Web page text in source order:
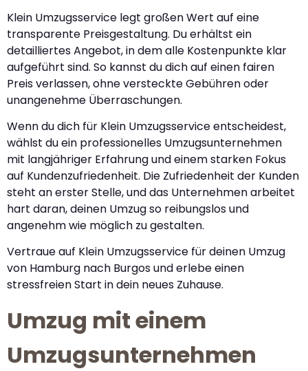
Klein Umzugsservice legt großen Wert auf eine
transparente Preisgestaltung. Du erhältst ein
detailliertes Angebot, in dem alle Kostenpunkte klar
aufgeführt sind. So kannst du dich auf einen fairen
Preis verlassen, ohne versteckte Gebühren oder
unangenehme Überraschungen.
Wenn du dich für Klein Umzugsservice entscheidest,
wählst du ein professionelles Umzugsunternehmen
mit langjähriger Erfahrung und einem starken Fokus
auf Kundenzufriedenheit. Die Zufriedenheit der Kunden
steht an erster Stelle, und das Unternehmen arbeitet
hart daran, deinen Umzug so reibungslos und
angenehm wie möglich zu gestalten.
Vertraue auf Klein Umzugsservice für deinen Umzug
von Hamburg nach Burgos und erlebe einen
stressfreien Start in dein neues Zuhause.
Umzug mit einem
Umzugsunternehmen